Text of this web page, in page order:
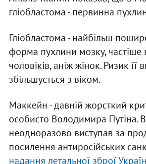
гліобластома - первинна
Гліобластома - найбільш
форма пухлини мозку, частіше
чоловіків, аніж жінок. Ризик її
збільшується з віком.
Маккейн - давній жорсткий
особисто Володимира Путіна.
неодноразово виступав за
посилення антиросійських
надання летальної зброї